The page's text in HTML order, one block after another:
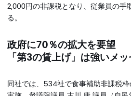
2,000円の非課税となり、従業員の手
る。
政府に70％の拡大を要望
「第3の賃上げ」は強いメ
同社では、534社で食事補助非課税